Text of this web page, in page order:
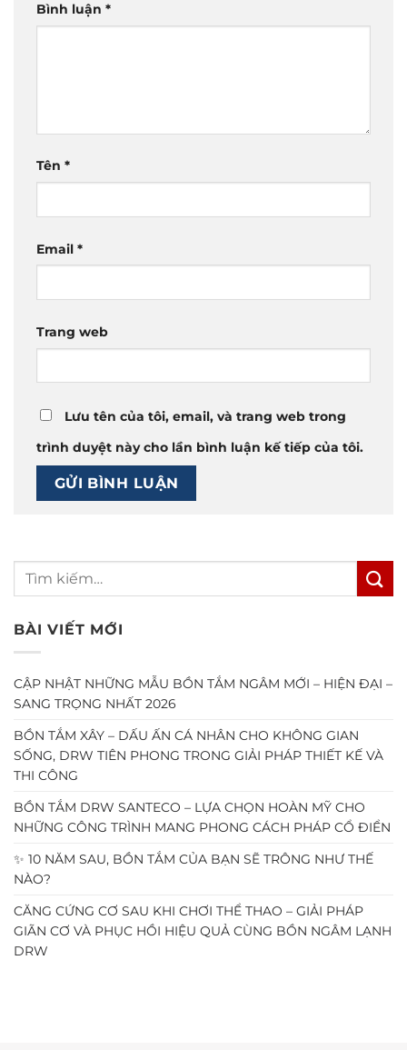
Bình luận *
Tên *
Email *
Trang web
Lưu tên của tôi, email, và trang web trong
trình duyệt này cho lần bình luận kế tiếp của tôi.
BÀI VIẾT MỚI
CẬP NHẬT NHỮNG MẪU BỒN TẮM NGÂM MỚI – HIỆN ĐẠI –
SANG TRỌNG NHẤT 2026
BỒN TẮM XÂY – DẤU ẤN CÁ NHÂN CHO KHÔNG GIAN
SỐNG, DRW TIÊN PHONG TRONG GIẢI PHÁP THIẾT KẾ VÀ
THI CÔNG
BỒN TẮM DRW SANTECO – LỰA CHỌN HOÀN MỸ CHO
NHỮNG CÔNG TRÌNH MANG PHONG CÁCH PHÁP CỔ ĐIỂN
✨ 10 NĂM SAU, BỒN TẮM CỦA BẠN SẼ TRÔNG NHƯ THẾ
NÀO?
CĂNG CỨNG CƠ SAU KHI CHƠI THỂ THAO – GIẢI PHÁP
GIÃN CƠ VÀ PHỤC HỒI HIỆU QUẢ CÙNG BỒN NGÂM LẠNH
DRW